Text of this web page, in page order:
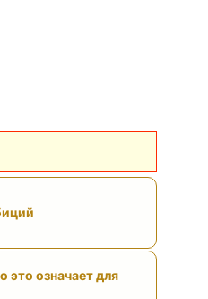
это означает для